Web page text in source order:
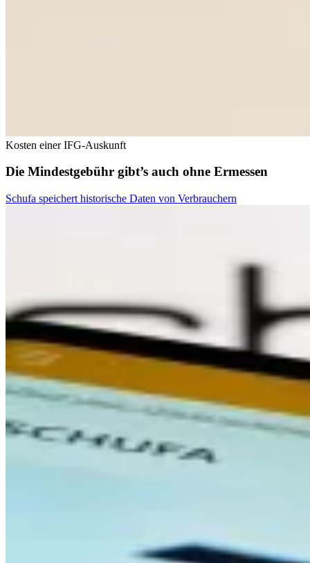
Kosten einer IFG-Auskunft
Die Mindestgebühr gibt’s auch ohne Ermessen
Schufa speichert historische Daten von Verbrauchern